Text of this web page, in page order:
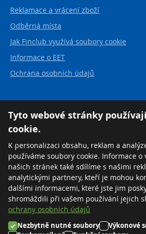
Reklamace a vrácení zboží
Odběrná místa
Jak Finclub využívá soubory cookie
Informace o EET
Ochrana osobních údajů
FINCLUB plus, a.s.
Karvinská 21
737 01 Český Těšín
Česká republika
Tel:+420 558 711 550
Zdarma:
+420 800 169 570
©2026 FINCLUB plus, a.s.
Tyto webové stránky
cookie.
K personalizaci obsahu, reklam a
používáme soubory cookie. Informace o
našich stránek také sdílíme s našimi
analytickými partnery, kteří je mohou
dalšími informacemi, které jste jim
shromáždili při vašem používání jejich
ochrany osobních údajů
Nezbytně nutné soubory
Výkonové